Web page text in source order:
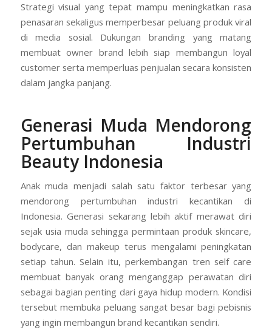
Strategi visual yang tepat mampu meningkatkan rasa
penasaran sekaligus memperbesar peluang produk viral
di media sosial. Dukungan branding yang matang
membuat owner brand lebih siap membangun loyal
customer serta memperluas penjualan secara konsisten
dalam jangka panjang.
Generasi Muda Mendorong
Pertumbuhan Industri
Beauty Indonesia
Anak muda menjadi salah satu faktor terbesar yang
mendorong pertumbuhan industri kecantikan di
Indonesia. Generasi sekarang lebih aktif merawat diri
sejak usia muda sehingga permintaan produk skincare,
bodycare, dan makeup terus mengalami peningkatan
setiap tahun. Selain itu, perkembangan tren self care
membuat banyak orang menganggap perawatan diri
sebagai bagian penting dari gaya hidup modern. Kondisi
tersebut membuka peluang sangat besar bagi pebisnis
yang ingin membangun brand kecantikan sendiri.